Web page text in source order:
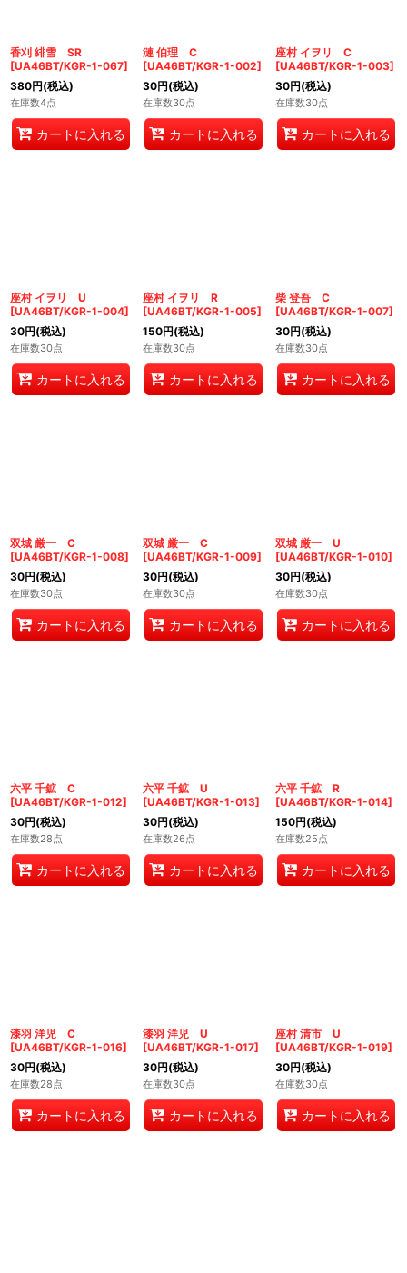
香刈 緋雪 SR
[UA46BT/KGR-1-067]
380円(税込)
在庫数4点
カートに入れる
漣 伯理 C
[UA46BT/KGR-1-002]
30円(税込)
在庫数30点
カートに入れる
座村 イヲリ C
[UA46BT/KGR-1-003]
30円(税込)
在庫数30点
カートに入れる
座村 イヲリ U
[UA46BT/KGR-1-004]
30円(税込)
在庫数30点
カートに入れる
座村 イヲリ R
[UA46BT/KGR-1-005]
150円(税込)
在庫数30点
カートに入れる
柴 登吾 C
[UA46BT/KGR-1-007]
30円(税込)
在庫数30点
カートに入れる
双城 厳一 C
[UA46BT/KGR-1-008]
30円(税込)
在庫数30点
カートに入れる
双城 厳一 C
[UA46BT/KGR-1-009]
30円(税込)
在庫数30点
カートに入れる
双城 厳一 U
[UA46BT/KGR-1-010]
30円(税込)
在庫数30点
カートに入れる
六平 千鉱 C
[UA46BT/KGR-1-012]
30円(税込)
在庫数28点
カートに入れる
六平 千鉱 U
[UA46BT/KGR-1-013]
30円(税込)
在庫数26点
カートに入れる
六平 千鉱 R
[UA46BT/KGR-1-014]
150円(税込)
在庫数25点
カートに入れる
漆羽 洋児 C
[UA46BT/KGR-1-016]
30円(税込)
在庫数28点
カートに入れる
漆羽 洋児 U
[UA46BT/KGR-1-017]
30円(税込)
在庫数30点
カートに入れる
座村 清市 U
[UA46BT/KGR-1-019]
30円(税込)
在庫数30点
カートに入れる